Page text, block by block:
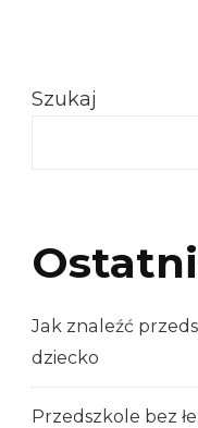
Szukaj
Jak znaleźć
dziecko
Przedszkole bez